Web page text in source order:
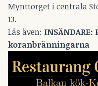
Mynttorget i centrala
13.
Läs även:
koranbränningarna